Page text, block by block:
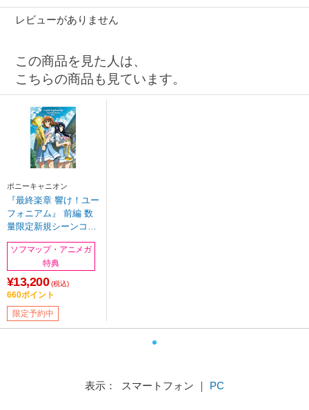
レビューがありません
この商品を見た人は、
こちらの商品も見ています。
ポニーキャニオン
『最終楽章 響け！ユー
フォニアム』 前編 数
量限定新規シーンコン
テ集＆UHD付き特装版
BD
ソフマップ・アニメガ
特典
¥13,200 (税込)
660ポイント
限定予約中
表示： スマートフォン ｜ PC